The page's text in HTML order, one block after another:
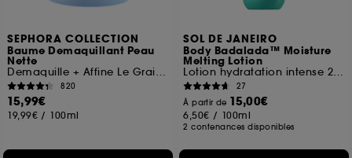
SEPHORA COLLECTION
Baume Demaquillant Peau
Nette
Demaquille + Affine Le Grain De Peau
820
15,99€
19,99€ / 100ml
SOL DE JANEIRO
Body Badalada™ Moisture
Melting Lotion
Lotion hydratation intense 24h
27
À partir de 15,00€
6,50€ / 100ml
2 contenances disponibles